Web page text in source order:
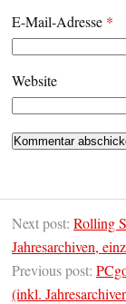
E-Mail-Adresse *
Website
Next post: Rolling
Jahresarchiven,
Previous post:
(inkl.